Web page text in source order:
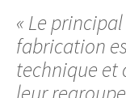
« Le
fabrication
technique et